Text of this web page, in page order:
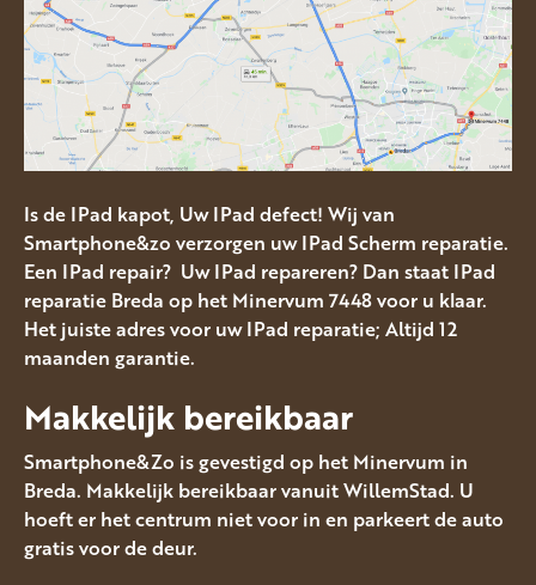
Is de IPad kapot, Uw IPad defect! Wij van
Smartphone&zo verzorgen uw IPad Scherm reparatie.
Een IPad repair? Uw IPad repareren? Dan staat IPad
reparatie Breda op het Minervum 7448 voor u klaar.
Het juiste adres voor uw IPad reparatie; Altijd 12
maanden garantie.
Makkelijk bereikbaar
Smartphone&Zo is gevestigd op het Minervum in
Breda. Makkelijk bereikbaar vanuit WillemStad. U
hoeft er het centrum niet voor in en parkeert de auto
gratis voor de deur.